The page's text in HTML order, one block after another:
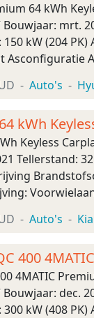
64 kWh
mrt.
kW (204
Asconfiguratie
Auto's
kWh
Keyless
Tellerstand:
Auto's Kia
400
4MATIC
dec.
kW (408